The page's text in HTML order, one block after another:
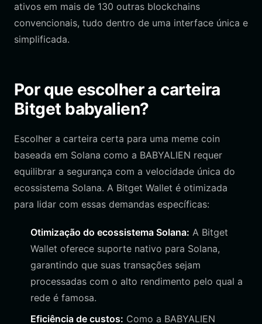
ativos em mais de 130 outras blockchains
convencionais, tudo dentro de uma interface única e
simplificada.
Por que escolher a carteira
Bitget babyalien?
Escolher a carteira certa para uma meme coin
baseada em Solana como a BABYALIEN requer
equilibrar a segurança com a velocidade única do
ecossistema Solana. A Bitget Wallet é otimizada
para lidar com essas demandas específicas:
Otimização do ecossistema Solana: A Bitget
Wallet oferece suporte nativo para Solana,
garantindo que suas transações sejam
processadas com o alto rendimento pelo qual a
rede é famosa.
Eficiência de custos: Como a BABYALIEN